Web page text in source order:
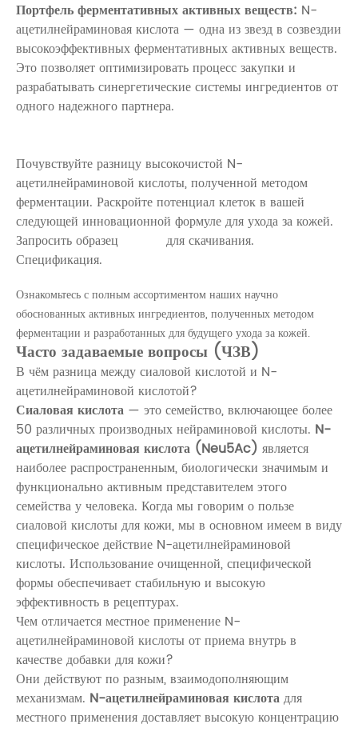
Портфель ферментативных активных веществ: N-
ацетилнейраминовая кислота — одна из звезд в созвездии
высокоэффективных ферментативных активных веществ.
Это позволяет оптимизировать процесс закупки и
разрабатывать синергетические системы ингредиентов от
одного надежного партнера.
Почувствуйте разницу высокочистой N-
ацетилнейраминовой кислоты, полученной методом
ферментации. Раскройте потенциал клеток в вашей
следующей инновационной формуле для ухода за кожей.
Запросить образец
для скачивания.
Спецификация.
Ознакомьтесь с полным ассортиментом наших научно
обоснованных активных ингредиентов, полученных методом
ферментации и разработанных для будущего ухода за кожей.
Часто задаваемые вопросы (ЧЗВ)
В чём разница между сиаловой кислотой и N-
ацетилнейраминовой кислотой?
Сиаловая кислота — это семейство, включающее более
50 различных производных нейраминовой кислоты. N-
ацетилнейраминовая кислота (Neu5Ac) является
наиболее распространенным, биологически значимым и
функционально активным представителем этого
семейства у человека. Когда мы говорим о пользе
сиаловой кислоты для кожи, мы в основном имеем в виду
специфическое действие N-ацетилнейраминовой
кислоты. Использование очищенной, специфической
формы обеспечивает стабильную и высокую
эффективность в рецептурах.
Чем отличается местное применение N-
ацетилнейраминовой кислоты от приема внутрь в
качестве добавки для кожи?
Они действуют по разным, взаимодополняющим
механизмам. N-ацетилнейраминовая кислотадля
местного применения доставляет высокую концентрацию